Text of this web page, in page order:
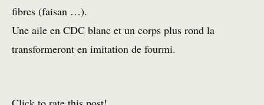
fibres (faisan …).
Une aile en CDC blanc et un corps plus rond la
transformeront en imitation de fourmi.